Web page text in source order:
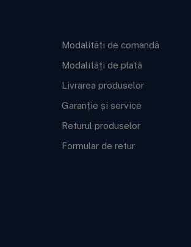
Modalități de comandă
Modalități de plată
Livrarea produselor
Garanție și service
Returul produselor
Formular de retur